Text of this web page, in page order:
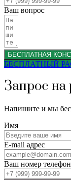
Ваш вопрос
БЕСПЛАТНАЯ
БЕСПЛАТНЫЙ
Запрос на
Напишите и мы
Имя
E-mail адрес
Ваш номер